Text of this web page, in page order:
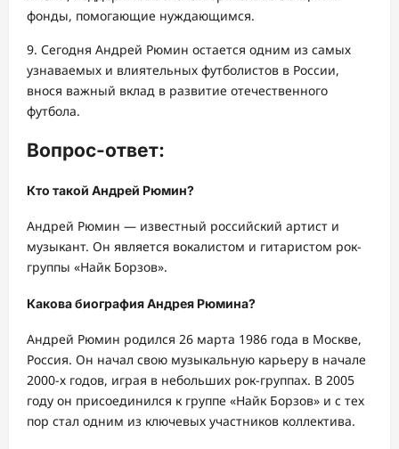
фонды, помогающие нуждающимся.
9. Сегодня Андрей Рюмин остается одним из самых
узнаваемых и влиятельных футболистов в России,
внося важный вклад в развитие отечественного
футбола.
Вопрос-ответ:
Кто такой Андрей Рюмин?
Андрей Рюмин — известный российский артист и
музыкант. Он является вокалистом и гитаристом рок-
группы «Найк Борзов».
Какова биография Андрея Рюмина?
Андрей Рюмин родился 26 марта 1986 года в Москве,
Россия. Он начал свою музыкальную карьеру в начале
2000-х годов, играя в небольших рок-группах. В 2005
году он присоединился к группе «Найк Борзов» и с тех
пор стал одним из ключевых участников коллектива.